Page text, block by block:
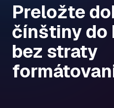
Preložte
čínštiny do
bez straty